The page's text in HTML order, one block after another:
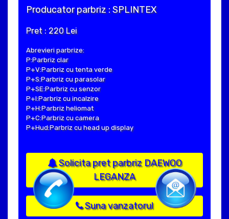
Producator parbriz : SPLINTEX
Pret : 220 Lei
Abrevieri parbrize:
P:Parbriz clar
P+V:Parbriz cu tenta verde
P+S:Parbriz cu parasolar
P+SE:Parbriz cu senzor
P+I:Parbriz cu incalzire
P+H:Parbriz heliomat
P+C:Parbriz cu camera
P+Hud:Parbriz cu head up display
Solicita pret parbriz DAEWOO
LEGANZA
Suna vanzatorul